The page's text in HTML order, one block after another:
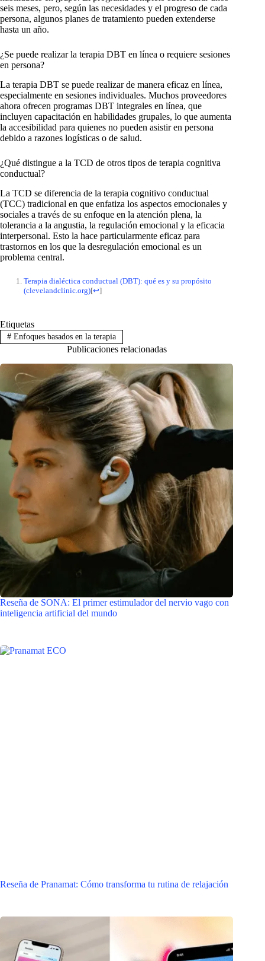
seis meses, pero, según las necesidades y el progreso de cada
persona, algunos planes de tratamiento pueden extenderse
hasta un año.
¿Se puede realizar la terapia DBT en línea o requiere sesiones
en persona?
La terapia DBT se puede realizar de manera eficaz en línea,
especialmente en sesiones individuales. Muchos proveedores
ahora ofrecen programas DBT integrales en línea, que
incluyen capacitación en habilidades grupales, lo que aumenta
la accesibilidad para quienes no pueden asistir en persona
debido a razones logísticas o de salud.
¿Qué distingue a la TCD de otros tipos de terapia cognitiva
conductual?
La TCD se diferencia de la terapia cognitivo conductual
(TCC) tradicional en que enfatiza los aspectos emocionales y
sociales a través de su enfoque en la atención plena, la
tolerancia a la angustia, la regulación emocional y la eficacia
interpersonal. Esto la hace particularmente eficaz para
trastornos en los que la desregulación emocional es un
problema central.
Terapia dialéctica conductual (DBT): qué es y su propósito
(clevelandclinic.org)[↩]
Etiquetas
#Enfoques basados en la terapia
Publicaciones relacionadas
Reseña de SONA: El primer estimulador del nervio vago con
inteligencia artificial del mundo
Reseña de Pranamat: Cómo transforma tu rutina de relajación